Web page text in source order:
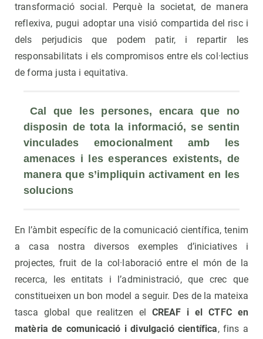
transformació social. Perquè la societat, de manera
reflexiva, pugui adoptar una visió compartida del risc i
dels perjudicis que podem patir, i repartir les
responsabilitats i els compromisos entre els col·lectius
de forma justa i equitativa.
Cal que les persones, encara que no
disposin de tota la informació, se sentin
vinculades emocionalment amb les
amenaces i les esperances existents, de
manera que s’impliquin activament en les
solucions
En l’àmbit específic de la comunicació científica, tenim
a casa nostra diversos exemples d’iniciatives i
projectes, fruit de la col·laboració entre el món de la
recerca, les entitats i l’administració, que crec que
constitueixen un bon model a seguir. Des de la mateixa
tasca global que realitzen el CREAF i el CTFC en
matèria de comunicació i divulgació científica, fins a